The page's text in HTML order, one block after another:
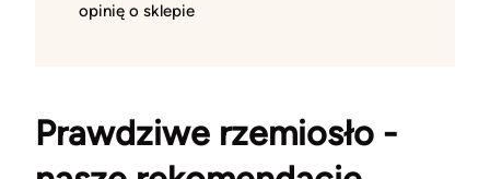
opinię o sklepie
Prawdziwe rzemiosło -